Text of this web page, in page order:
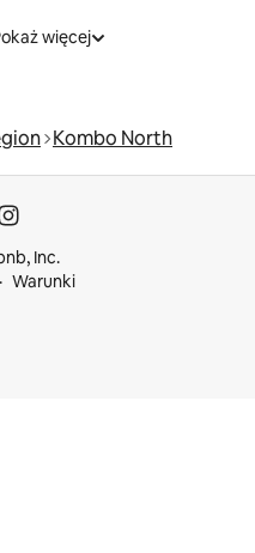
więcej
Kombo North
Inc.
Warunki